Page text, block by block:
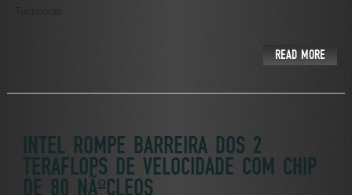
READ MORE
INTEL ROMPE BARREIRA DOS 2
TERAFLOPS DE VELOCIDADE COM CHIP
DE 80 NÃºCLEOS